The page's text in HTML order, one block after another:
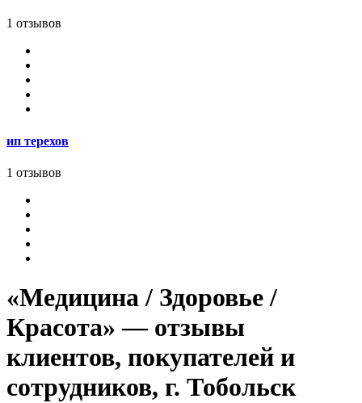
1 отзывов
ип терехов
1 отзывов
«Медицина / Здоровье /
Красота» — отзывы
клиентов, покупателей и
сотрудников, г. Тобольск